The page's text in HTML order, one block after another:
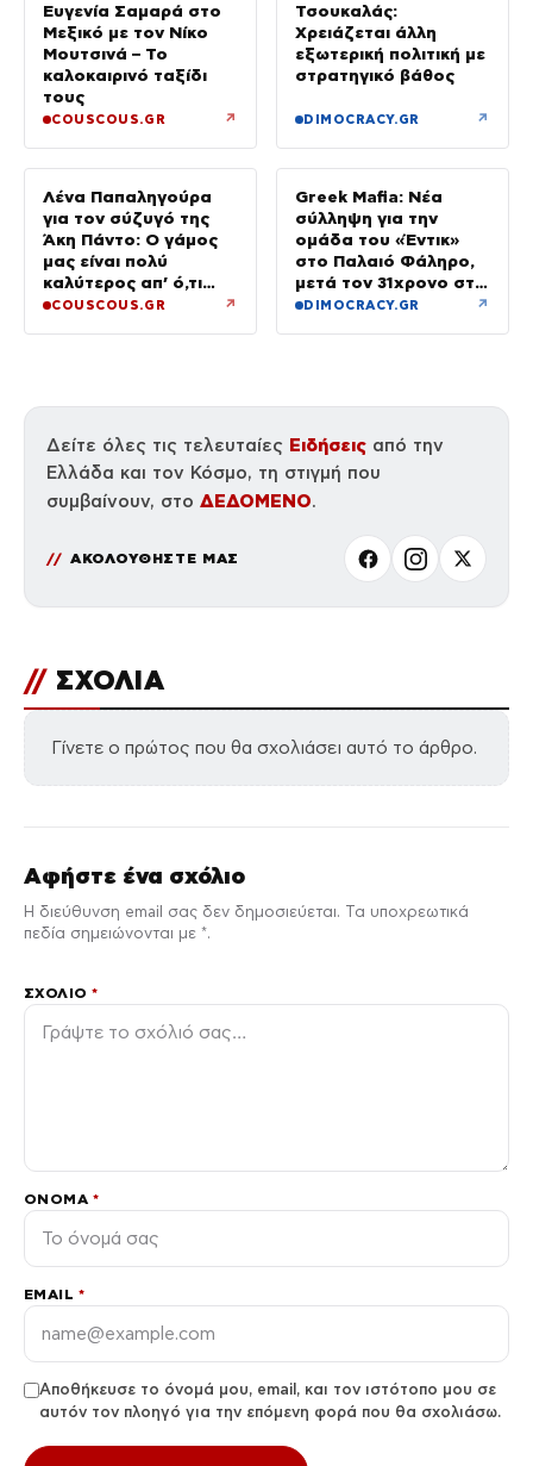
Ευγενία Σαμαρά στο
Μεξικό με τον Νίκο
Μουτσινά – Το
καλοκαιρινό ταξίδι
τους
COUSCOUS.GR ↗
Τσουκαλάς:
Χρειάζεται άλλη
εξωτερική πολιτική με
στρατηγικό βάθος
DIMOCRACY.GR ↗
Λένα Παπαληγούρα
για τον σύζυγό της
Άκη Πάντο: Ο γάμος
μας είναι πολύ
καλύτερος απ’ ό,τι
είχα φανταστεί
COUSCOUS.GR ↗
Greek Mafia: Νέα
σύλληψη για την
ομάδα του «Έντικ»
στο Παλαιό Φάληρο,
μετά τον 31χρονο στη
Γερμανία
DIMOCRACY.GR ↗
Δείτε όλες τις τελευταίες Ειδήσεις από την
Ελλάδα και τον Κόσμο, τη στιγμή που
συμβαίνουν, στο ΔΕΔΟΜΕΝΟ.
ΑΚΟΛΟΥΘΗΣΤΕ ΜΑΣ
// ΣΧΟΛΙΑ
Γίνετε ο πρώτος που θα σχολιάσει αυτό το άρθρο.
Αφήστε ένα σχόλιο
Η διεύθυνση email σας δεν δημοσιεύεται. Τα υποχρεωτικά
πεδία σημειώνονται με *.
ΣΧΌΛΙΟ*
ΌΝΟΜΑ *
EMAIL *
Αποθήκευσε το όνομά μου, email, και τον ιστότοπο μου σε
αυτόν τον πλοηγό για την επόμενη φορά που θα σχολιάσω.